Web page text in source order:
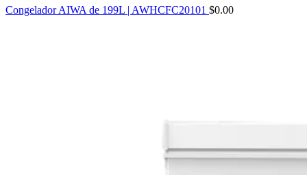
Congelador AIWA de 199L | AWHCFC20101 $0.00